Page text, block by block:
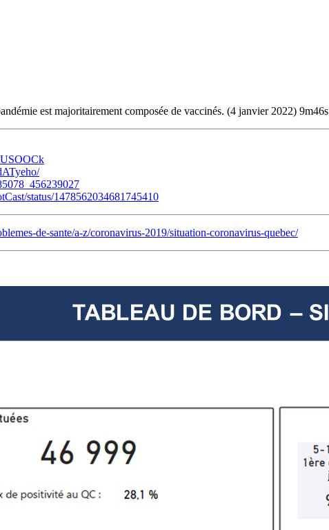
est majoritairement composée de vaccinés. (4 janvier 2022) 9m46s
status/1478562034681745410
de-sante/a-z/coronavirus-2019/situation-coronavirus-quebec/